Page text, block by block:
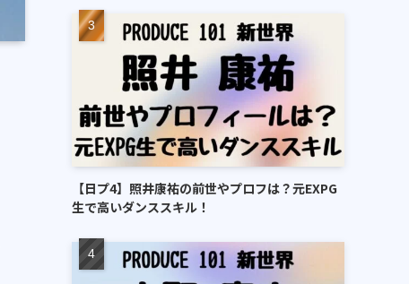
【日プ4】照井康祐の前世やプロフは？元EXPG
生で高いダンススキル！